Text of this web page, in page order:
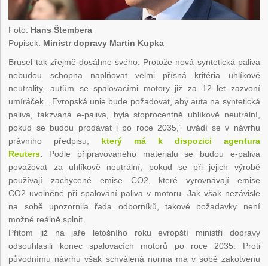
Foto: Hans Štembera
Popisek: Ministr dopravy Martin Kupka
Brusel tak zřejmě dosáhne svého. Protože nová syntetická paliva
nebudou schopna naplňovat velmi přísná kritéria uhlíkové
neutrality, autům se spalovacími motory již za 12 let zazvoní
umíráček. „Evropská unie bude požadovat, aby auta na syntetická
paliva, takzvaná e-paliva, byla stoprocentně uhlíkově neutrální,
pokud se budou prodávat i po roce 2035,“ uvádí se v návrhu
právního předpisu, který má k dispozici agentura
Reuters. Podle připravovaného materiálu se budou e-paliva
považovat za uhlíkově neutrální, pokud se při jejich výrobě
používají zachycené emise CO2 , které vyrovnávají emise
CO2 uvolněné při spalování paliva v motoru. Jak však nezávisle
na sobě upozornila řada odborníků, takové požadavky není
možné reálně splnit.
Přitom již na jaře letošního roku evropští ministři dopravy
odsouhlasili konec spalovacích motorů po roce 2035. Proti
původnímu návrhu však schválená norma má v sobě zakotvenu